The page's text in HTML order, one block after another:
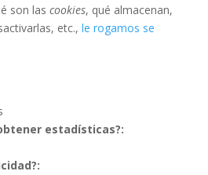
son las cookies, qué almacenan,
etc., le rogamos se
estadísticas?: